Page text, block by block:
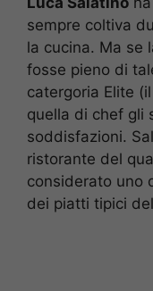
sempre coltiva
la cucina. Ma se
fosse pieno di
catergoria Elite
quella di chef gli
soddisfazioni.
ristorante del
considerato uno
dei piatti tipici